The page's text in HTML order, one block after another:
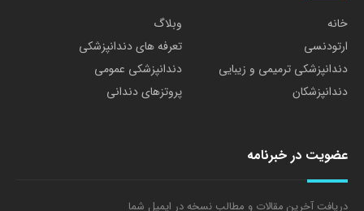
خانه
وبلاگ
ارتودنسی
تعرفه های دندانپزشکی
دندانپزشکی ترمیمی و زیبایی
دندانپزشکی عمومی
دندانپزشکان
پروتزهای دندانی
عضویت در خبرنامه
دریافت آخرین مقالات و مطالب نسخه در ایمیل شما